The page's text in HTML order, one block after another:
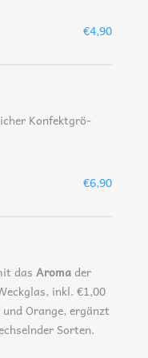
€4,90
Kon­fekt­grö­
€6,90
das Aro­mader
inkl. €1,00
Oran­ge, ergänzt
Sorten.